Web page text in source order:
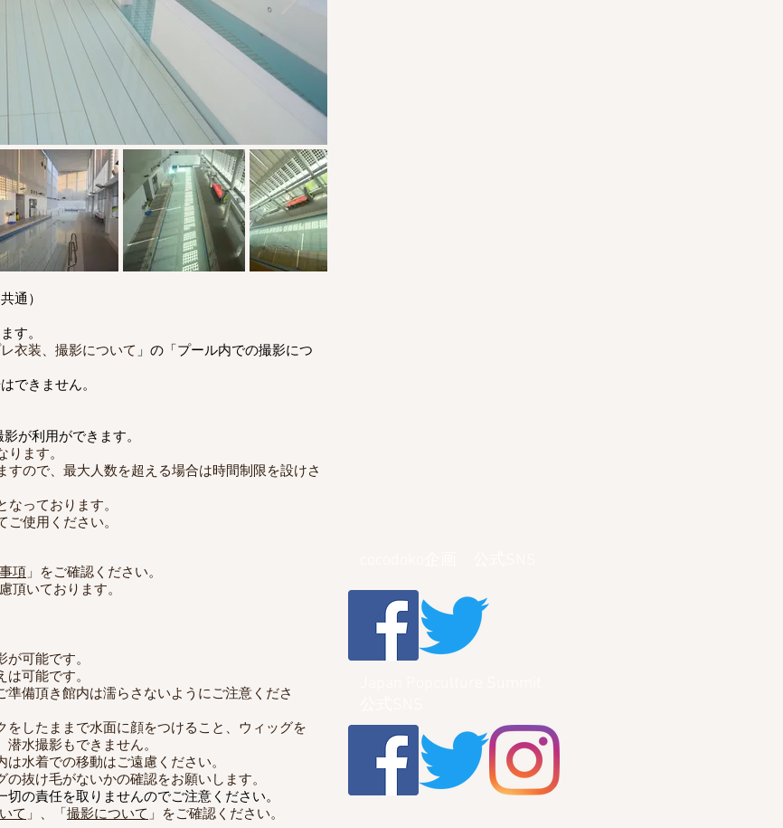
共通）
す。
衣装、撮影について」の「プール内での撮影につ
できません。
が利用ができます。
ます。
ので、最大人数を超える場合は時間制限を設けさ
なっております。
使用ください。
項」をご確認ください。
いております。
可能です。
可能です。
備頂き館内は濡らさないようにご注意くださ
をしたままで​水面に顔をつけること、ウィッグを
​潜水撮影もできません。
水着での移動はご遠慮ください。
抜け毛がないかの確認をお願いします。
の責任を取りませんのでご注意ください。​​
て 」、「 撮影について 」をご確認ください。